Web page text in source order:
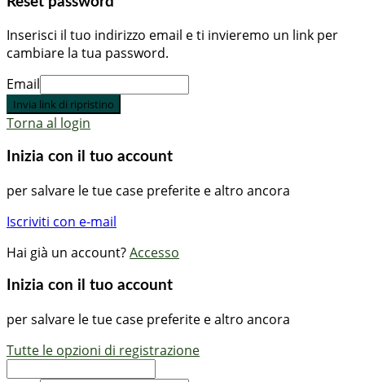
Inserisci il tuo indirizzo email e ti invieremo un link per
cambiare la tua password.
Email
Invia link di ripristino
Torna al login
Inizia con il tuo account
per salvare le tue case preferite e altro ancora
Iscriviti con e-mail
Hai già un account?Accesso
Inizia con il tuo account
per salvare le tue case preferite e altro ancora
Tutte le opzioni di registrazione